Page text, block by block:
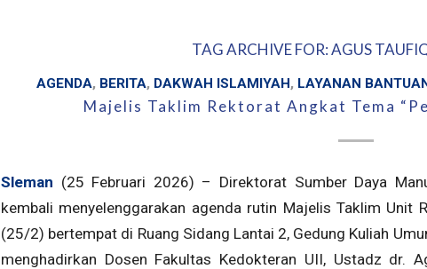
TAG ARCHIVE FOR:AGUS
AGENDA, BERITA, DAKWAH ISLAMIYAH, LAYANAN
Majelis Taklim Rektorat Angkat Tema
Sleman (25 Februari 2026) – Direktorat Sumber Daya
kembali menyelenggarakan agenda rutin Majelis Taklim Unit
(25/2) bertempat di Ruang Sidang Lantai 2, Gedung Kuliah
menghadirkan Dosen Fakultas Kedokteran UII, Ustadz dr.